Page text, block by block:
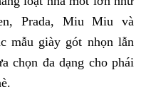
Prada, Miu Miu và
mẫu giày gót nhọn lẫn
chọn đa dạng cho phái